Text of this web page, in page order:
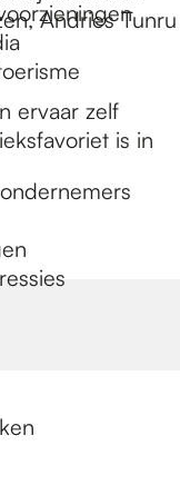
Andries Tunru
ervaar zelf
is in